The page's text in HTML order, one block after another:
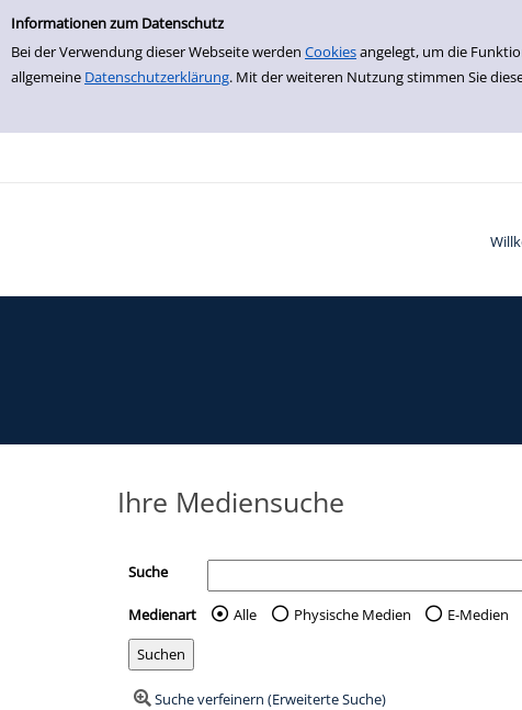
Einfache Suche
Informationen zum Datenschutz
Bei der Verwendung dieser Webseite werden Cookiesangelegt, um die
allgemeine Datenschutzerklärung. Mit der weiteren Nutzung stimmen Sie
Zur Trefferliste springen
Ihre Mediensuche
Suche
Medienart Wählen Sie die Medienart
Alle Physische Medien E-Medien
Suche verfeinern (Erweiterte Suche)